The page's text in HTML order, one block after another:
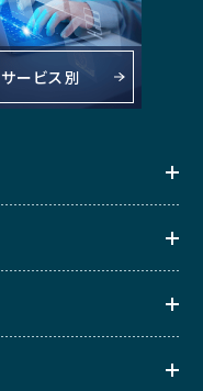
サービス別